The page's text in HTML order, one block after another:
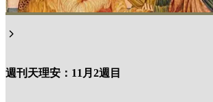
週刊天理安：11月2週目